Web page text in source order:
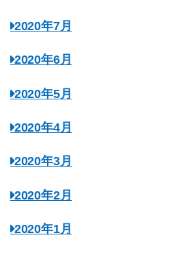
2020年7月
2020年6月
2020年5月
2020年4月
2020年3月
2020年2月
2020年1月